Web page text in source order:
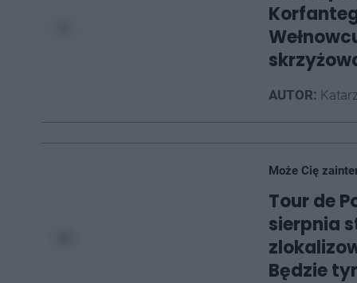
AUTOR:
Może Cię
Tour de
sierpnia
Będzie